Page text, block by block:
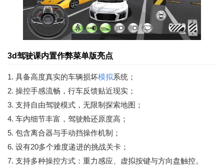
3d驾驶课内置作弊菜单版亮点
1. 具备高度真实的车辆损坏模拟系统；
2. 操控手感流畅，行车反馈贴近现实；
3. 支持自由驾驶模式，无限制探索地图；
4. 车内细节丰富，驾驶舱还原度高；
5. 包含离合器与手动挡操作机制；
6. 设有20多个难度递进的挑战关卡；
7. 支持多种操控方式：重力感应、虚拟按键与方向盘触控。